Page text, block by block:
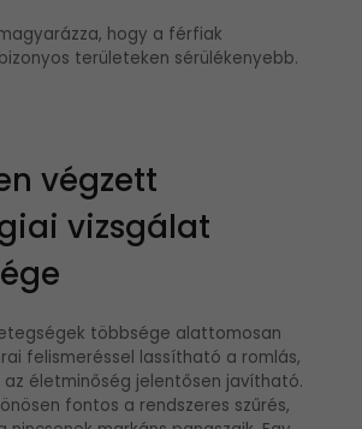
hogy a férfiak
területeken sérülékenyebb.
végzett
vizsgálat
többsége alattomosan
felismeréssel lassítható a romlás,
az életminőség jelentősen javítható.
fontos a rendszeres szűrés,